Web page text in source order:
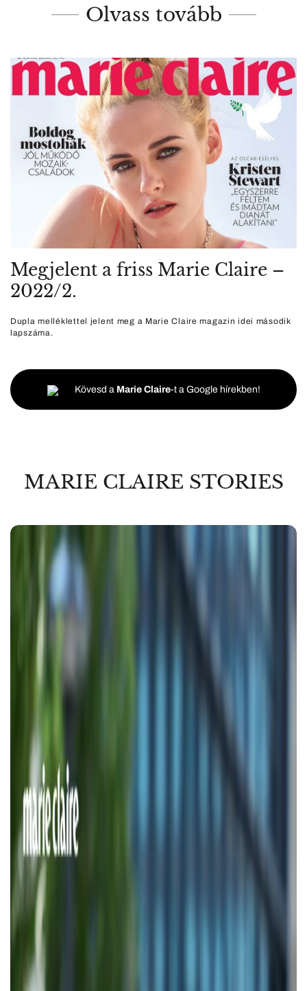
Olvass tovább
Megjelent a friss Marie Claire –
2022/2.
Dupla melléklettel jelent meg a Marie Claire magazin idei második
lapszáma.
Kövesd a Marie Claire-t a Google hírekben!
MARIE CLAIRE STORIES